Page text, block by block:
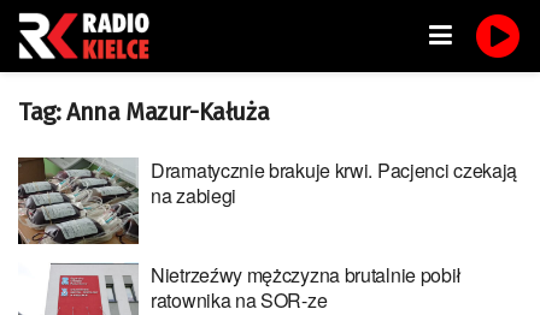
Tag:Anna Mazur-Kałuża
Dramatycznie brakuje krwi. Pacjenci czekają
na zabiegi
Nietrzeźwy mężczyzna brutalnie pobił
ratownika na SOR-ze